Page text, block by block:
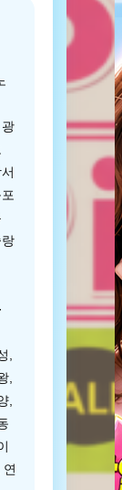
,
,
,